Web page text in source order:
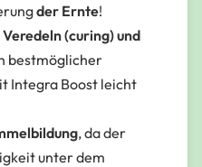
der Ernte!
(curing) und
bestmöglicher
Integra Boost leicht
, da der
unter dem